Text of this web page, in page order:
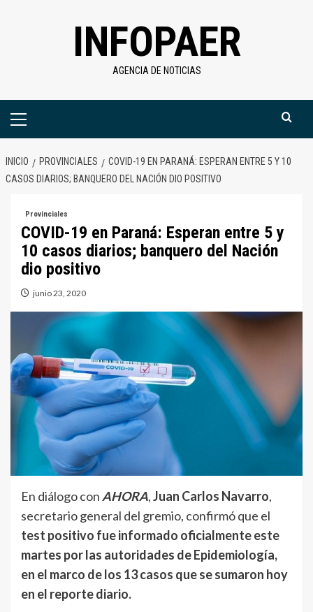
INFOPAER
AGENCIA DE NOTICIAS
Menú
INICIO PROVINCIALES
COVID-19 EN PARANÁ: ESPERAN ENTRE 5 Y 10
CASOS DIARIOS; BANQUERO DEL NACIÓN DIO POSITIVO
Provinciales
COVID-19 en Paraná: Esperan entre 5 y
10 casos diarios; banquero del Nación
dio positivo
junio 23, 2020
En diálogo con AHORA,Juan Carlos Navarro,
secretario general del gremio, confirmó que el
test positivo fue informado oficialmente este
martes por las autoridades de Epidemiología,
en el marco de los 13 casos que se sumaron hoy
en el reporte diario.